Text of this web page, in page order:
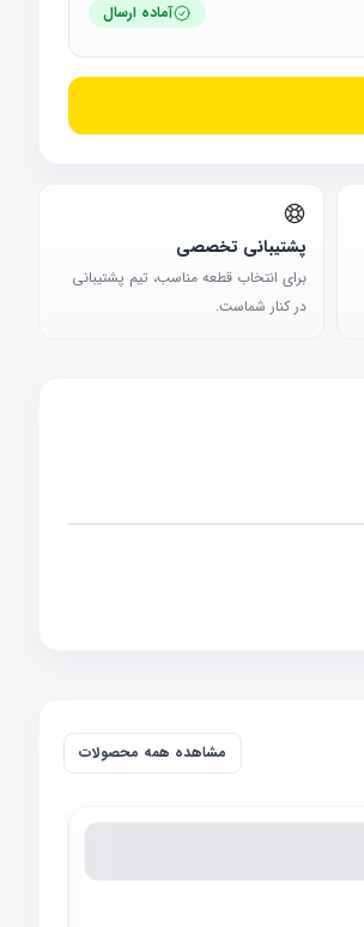
آماده ارسال
پشتیبانی تخصصی
برای انتخاب قطعه مناسب، تیم پشتیبانی
در کنار شماست.
مشاهده همه محصولات